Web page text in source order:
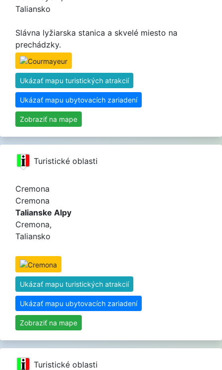
Taliansko
Slávna lyžiarska stanica a skvelé miesto na
prechádzky.
Ukázať mapu turistických atrakcií
Ukázať mapu ubytovacích zariadení
Zobraziť na mape
Turistické oblasti
Cremona
Cremona
Talianske Alpy
Cremona,
Taliansko
Ukázať mapu turistických atrakcií
Ukázať mapu ubytovacích zariadení
Zobraziť na mape
Turistické oblasti